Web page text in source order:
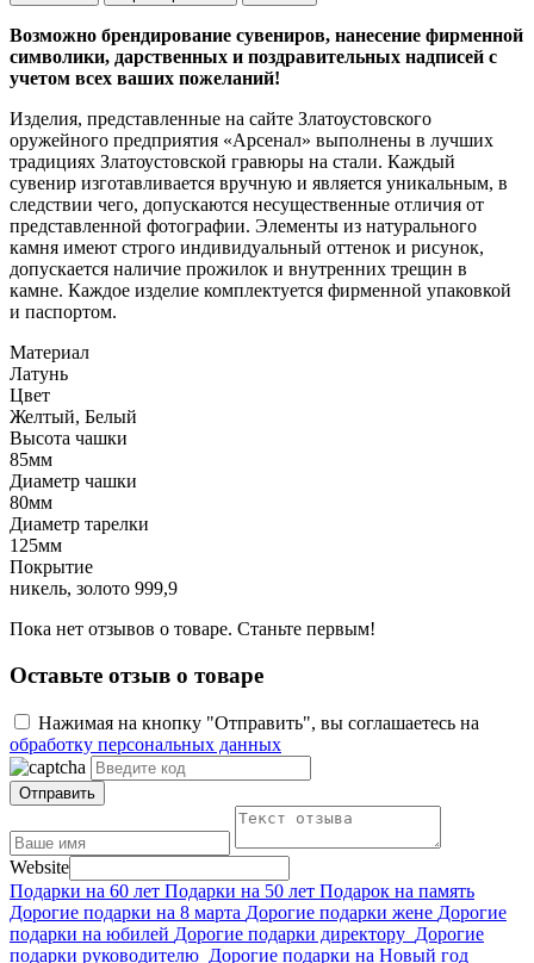
Возможно брендирование сувениров, нанесение фирменной
символики, дарственных и поздравительных надписей с
учетом всех ваших пожеланий!
Изделия, представленные на сайте Златоустовского
оружейного предприятия «Арсенал» выполнены в лучших
традициях Златоустовской гравюры на стали. Каждый
сувенир изготавливается вручную и является уникальным, в
следствии чего, допускаются несущественные отличия от
представленной фотографии. Элементы из натурального
камня имеют строго индивидуальный оттенок и рисунок,
допускается наличие прожилок и внутренних трещин в
камне. Каждое изделие комплектуется фирменной упаковкой
и паспортом.
Материал
Латунь
Цвет
Желтый, Белый
Высота чашки
85мм
Диаметр чашки
80мм
Диаметр тарелки
125мм
Покрытие
никель, золото 999,9
Пока нет отзывов о товаре. Станьте первым!
Оставьте отзыв о товаре
Нажимая на кнопку "Отправить", вы соглашаетесь на
обработку персональных данных
Отправить
Website
Подарки на 60 лет Подарки на 50 лет Подарок на память
Дорогие подарки на 8 марта Дорогие подарки жене Дорогие
подарки на юбилей Дорогие подарки директору Дорогие
подарки руководителю Дорогие подарки на Новый год